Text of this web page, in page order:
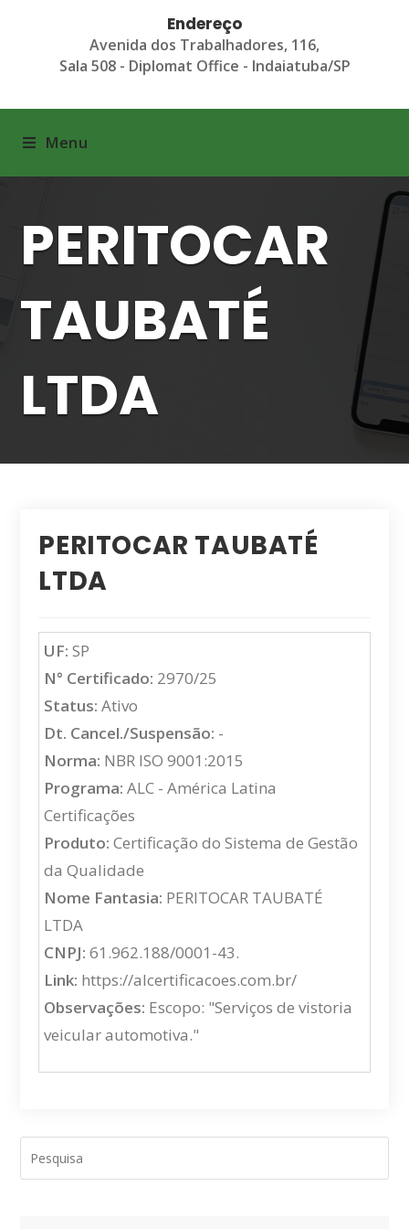
Endereço
Avenida dos Trabalhadores, 116,
Sala 508 - Diplomat Office - Indaiatuba/SP
Menu
PERITOCAR
TAUBATÉ
LTDA
PERITOCAR TAUBATÉ
LTDA
UF: SP
N° Certificado: 2970/25
Status: Ativo
Dt. Cancel./Suspensão: -
Norma: NBR ISO 9001:2015
Programa: ALC - América Latina
Certificações
Produto: Certificação do Sistema de Gestão
da Qualidade
Nome Fantasia: PERITOCAR TAUBATÉ
LTDA
CNPJ: 61.962.188/0001-43.
Link: https://alcertificacoes.com.br/
Observações: Escopo: "Serviços de vistoria
veicular automotiva."